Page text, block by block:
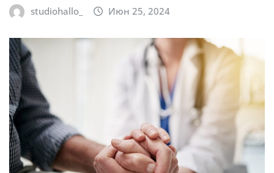
studiohallo_ Июн 25, 2024